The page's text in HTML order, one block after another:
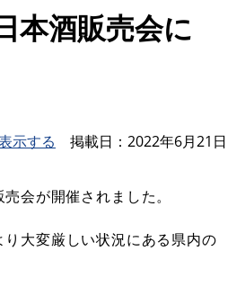
本酒販売会に
示する 掲載日 2022年6月21日
会が開催されました。
大変厳しい状況にある県内の